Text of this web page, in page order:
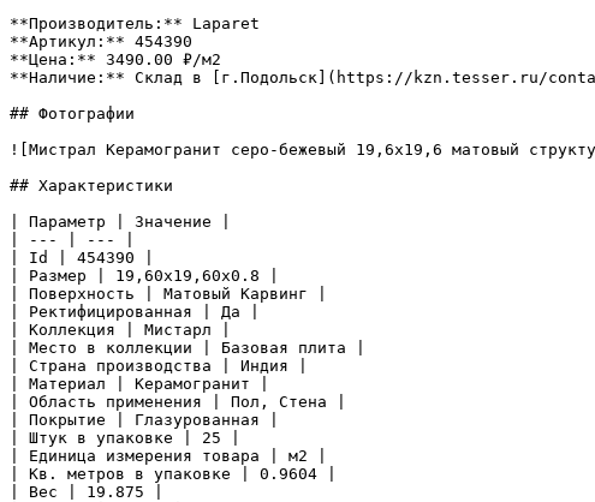
**Производитель:** Laparet
**Артикул:** 454390
**Цена:** 3490.00 ₽/м2
**Наличие:** Склад в [г.Подольск](https://kzn.tesser.ru/
## Фотографии
![Мистрал Керамогранит серо-бежевый 19,6х19,6 матовый
## Характеристики
| Параметр | Значение |
| --- | --- |
| Id | 454390 |
| Размер | 19,60x19,60x0.8 |
| Поверхность | Матовый Карвинг |
| Ректифицированная | Да |
| Коллекция | Мистарл |
| Место в коллекции | Базовая плита |
| Страна производства | Индия |
| Материал | Керамогранит |
| Область применения | Пол, Стена |
| Покрытие | Глазурованная |
| Штук в упаковке | 25 |
| Единица измерения товара | м2 |
| Кв. метров в упаковке | 0.9604 |
| Вес | 19.875 |